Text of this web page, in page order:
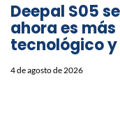
Deepal S05
ahora es
tecnológico
4 de agosto de 2026